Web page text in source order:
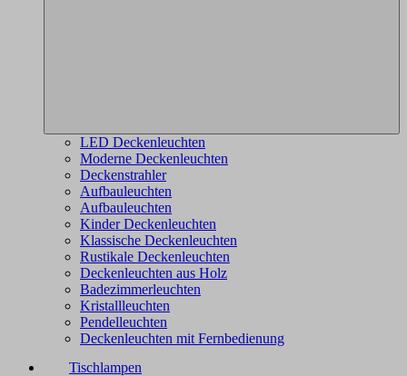
LED Deckenleuchten
Moderne Deckenleuchten
Deckenstrahler
Aufbauleuchten
Aufbauleuchten
Kinder Deckenleuchten
Klassische Deckenleuchten
Rustikale Deckenleuchten
Deckenleuchten aus Holz
Badezimmerleuchten
Kristallleuchten
Pendelleuchten
Deckenleuchten mit Fernbedienung
Tischlampen